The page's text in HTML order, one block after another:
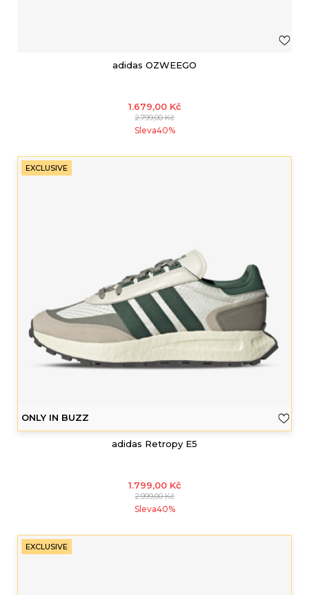
adidas OZWEEGO
1.679,00 Kč
2.799,00Kč
Sleva40%
EXCLUSIVE
ONLY IN BUZZ
adidas Retropy E5
1.799,00 Kč
2.999,00Kč
Sleva40%
EXCLUSIVE